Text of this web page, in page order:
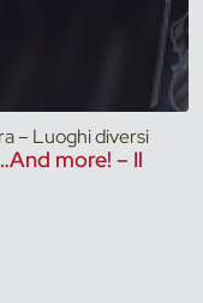
– Luoghi diversi
more! – Il